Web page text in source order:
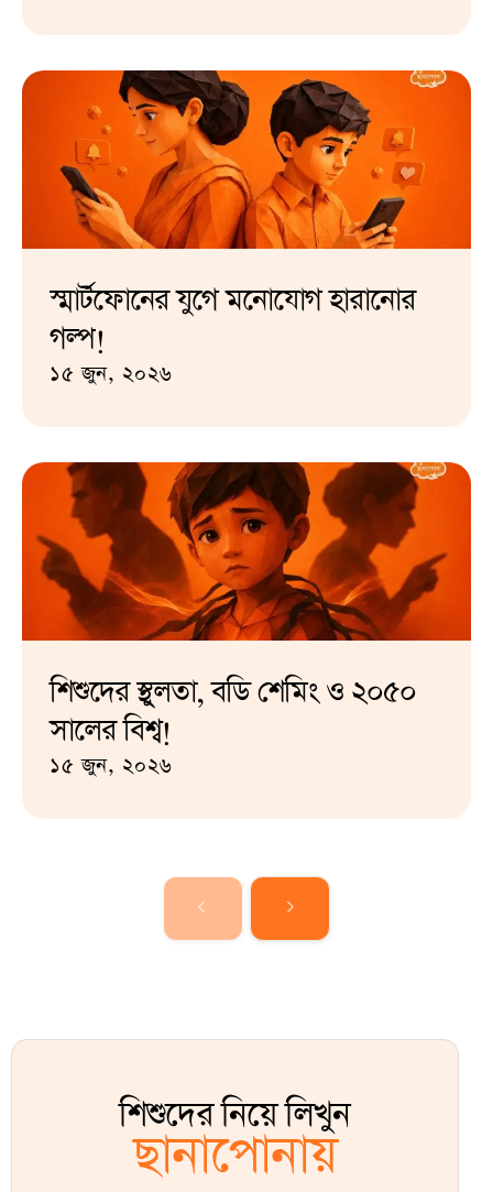
স্মার্টফোনের যুগে মনোযোগ হারানোর
গল্প!
১৫ জুন, ২০২৬
শিশুদের স্থুলতা, বডি শেমিং ও ২০৫০
সালের বিশ্ব!
১৫ জুন, ২০২৬
শিশুদের নিয়ে লিখুন
ছানাপোনায়